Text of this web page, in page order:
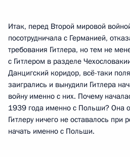
Итак, перед Второй мировой
посотрудничала с Германией,
требования Гитлера, но тем не
с Гитлером в разделе
Данцигский коридор, всё-таки
заигрались и вынудили Гитлера
войну именно с них. Почему
1939 года именно с Польши? Она
Гитлеру ничего не оставалось при
начать именно с Польши.